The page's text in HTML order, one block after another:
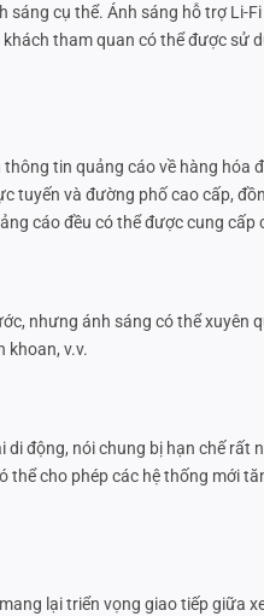
cụ thể. Ánh sáng hỗ trợ Li-
tham quan có thể được sử
tin quảng cáo về hàng hóa
tuyến và đường phố cao cấp,
cáo đều có thể được cung cấp
nhưng ánh sáng có thể xuyên
khoan, v.v.
động, nói chung bị hạn chế rất
cho phép các hệ thống mới
lại triển vọng giao tiếp giữa